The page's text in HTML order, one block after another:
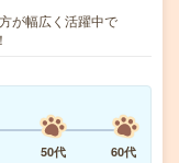
が幅広く活躍中で
50代
60代